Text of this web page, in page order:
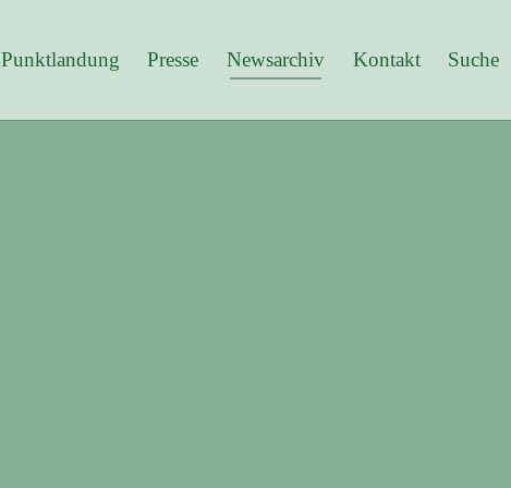
Punktlandung Presse Newsarchiv Kontakt Suche